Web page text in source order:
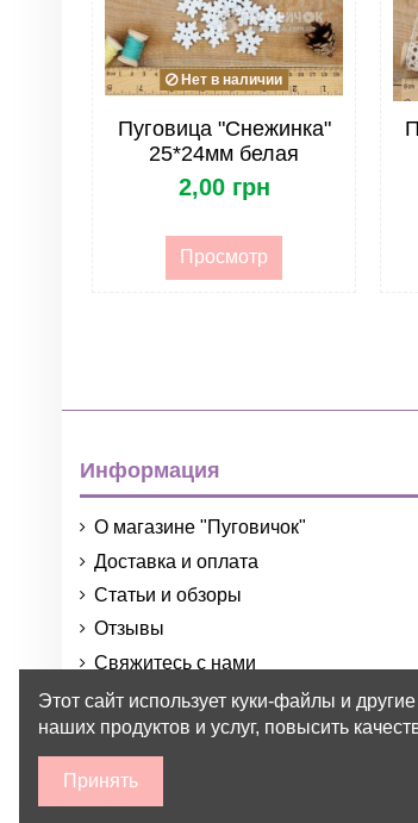
Тип
Форма
Лента. Тип
Лента. Упаковка
Нет в наличии
Пуговица "Снежинка"
25*24мм белая
2,00 грн
Просмотр
Информация
О магазине "Пуговичок"
Доставка и оплата
Статьи и обзоры
Отзывы
Свяжитесь с нами
Порядок и условия использования
2015-2026 © Пуговичок ™
Этот сайт использует куки-файлы и
наших продуктов и услуг, повысить
Принять